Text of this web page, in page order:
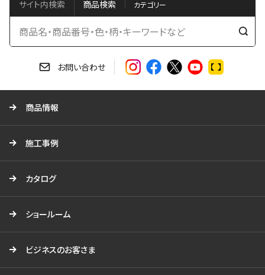
サイト内検索 商品検索
検
お問い合わせ
商品情報
施工事例
カタログ
ショールーム
ビジネスのお客さま